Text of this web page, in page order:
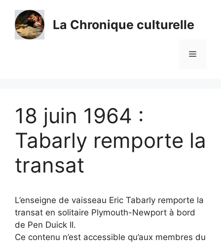
contenu
La Chronique culturelle
Menu
18 juin 1964 :
Tabarly remporte la
transat
L’enseigne de vaisseau Eric Tabarly remporte la
transat en solitaire Plymouth-Newport à bord
de Pen Duick II.
Ce contenu n’est accessible qu’aux membres du